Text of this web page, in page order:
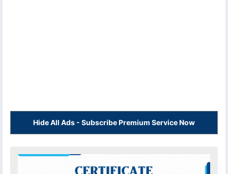
Hide All Ads - Subscribe Premium Service Now